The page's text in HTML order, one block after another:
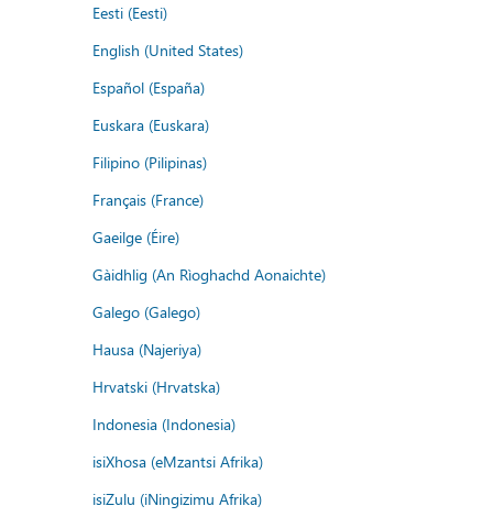
Eesti (Eesti)
English (United States)
Español (España)
Euskara (Euskara)
Filipino (Pilipinas)
Français (France)
Gaeilge (Éire)
Gàidhlig (An Rìoghachd Aonaichte)
Galego (Galego)
Hausa (Najeriya)
Hrvatski (Hrvatska)
Indonesia (Indonesia)
isiXhosa (eMzantsi Afrika)
isiZulu (iNingizimu Afrika)